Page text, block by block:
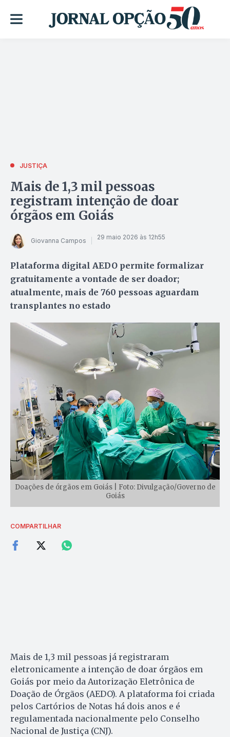
JUSTIÇA
Mais de 1,3 mil pessoas
registram intenção de doar
órgãos em Goiás
Giovanna Campos 29 maio 2026 às 12h55
Plataforma digital AEDO permite formalizar
gratuitamente a vontade de ser doador;
atualmente, mais de 760 pessoas aguardam
transplantes no estado
Doações de órgãos em Goiás | Foto: Divulgação/Governo de
Goiás
COMPARTILHAR
Mais de 1,3 mil pessoas já registraram
eletronicamente a intenção de doar órgãos em
Goiás por meio da Autorização Eletrônica de
Doação de Órgãos (AEDO). A plataforma foi criada
pelos Cartórios de Notas há dois anos e é
regulamentada nacionalmente pelo Conselho
Nacional de Justiça (CNJ).